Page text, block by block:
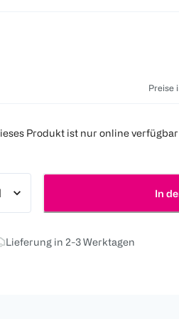
Preise
Produkt ist nur online verfügbar
In
Lieferung in 2-3 Werktagen